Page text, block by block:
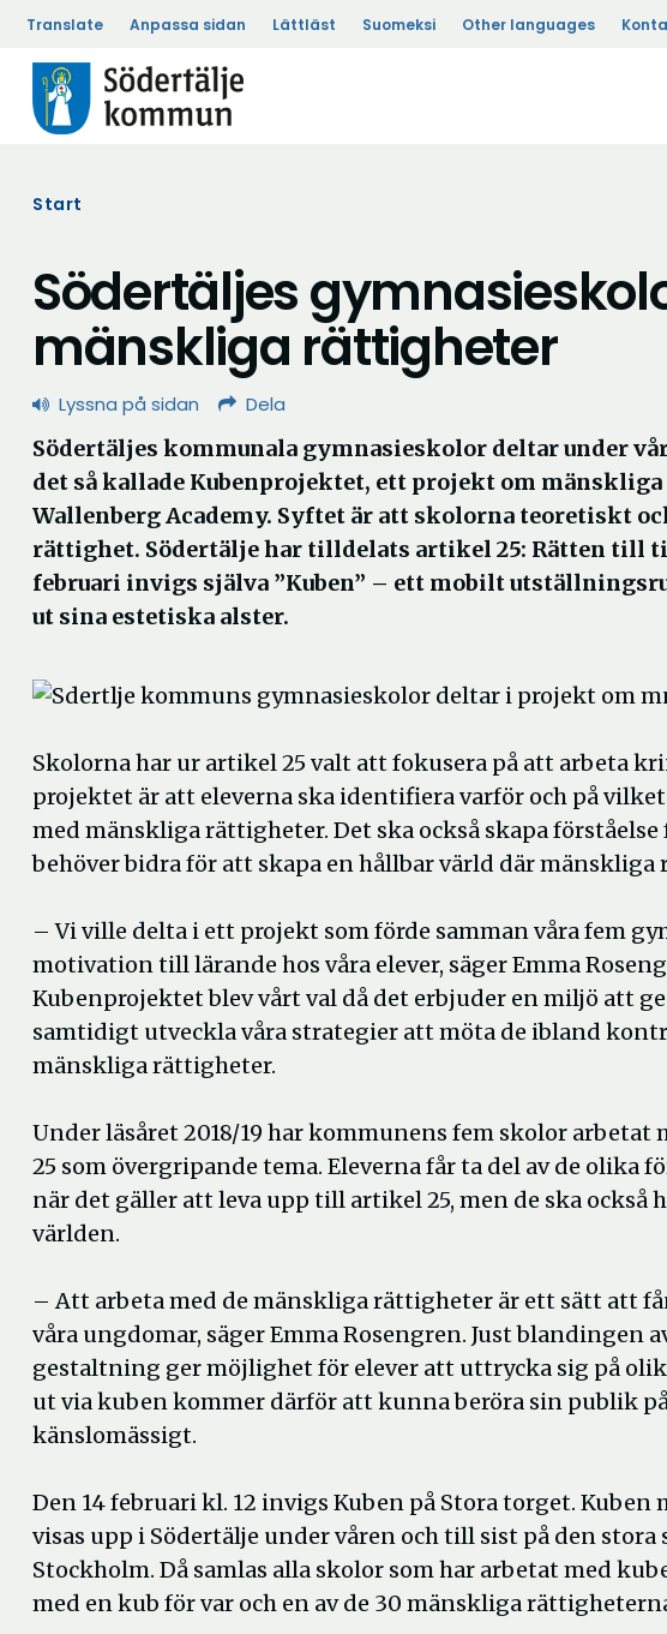
Translate Anpassa sidan Lättläst Suomeksi Other languages
Start
Södertäljes
mänskliga rättigheter
Lyssna på sidan Dela
Södertäljes kommunala gymnasieskolor deltar under
det så kallade Kubenprojektet, ett projekt om
Wallenberg Academy. Syftet är att skolorna teoretiskt
rättighet. Södertälje har tilldelats artikel 25: Rätten till
februari invigs själva ”Kuben” – ett mobilt
ut sina estetiska alster.
Skolorna har ur artikel 25 valt att fokusera på att arbeta
projektet är att eleverna ska identifiera varför och på
med mänskliga rättighe­ter. Det ska också skapa
behöver bidra för att skapa en hållbar värld där
– Vi ville delta i ett projekt som förde samman våra fem
motivation till lärande hos våra elever, säger Emma
Kubenprojektet blev vårt val då det erbjuder en miljö att
samtidigt utveckla våra strategier att möta de ibland
mänskliga rättigheter.
Under läsåret 2018/19 har kommunens fem skolor arbetat
25 som övergripande tema. Eleverna får ta del av de olika
när det gäller att leva upp till artikel 25, men de ska också
världen.
– Att arbeta med de mänskliga rättigheter är ett sätt att
våra ungdomar, säger Emma Rosengren. Just blandingen
gestaltning ger möjlighet för elever att uttrycka sig på
ut via kuben kommer därför att kunna beröra sin publik
känslomässigt.
Den 14 februari kl. 12 invigs Kuben på Stora torget.
visas upp i Södertälje under våren och till sist på den
Stockholm. Då samlas alla skolor som har arbetat med
med en kub för var och en av de 30 mänskliga